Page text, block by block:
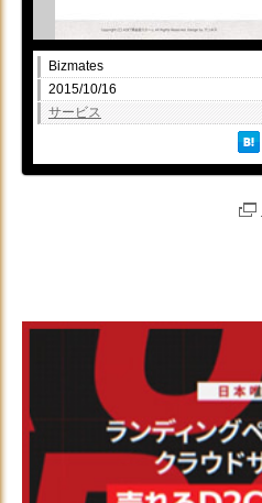
Bizmates
2015/10/16
サービス